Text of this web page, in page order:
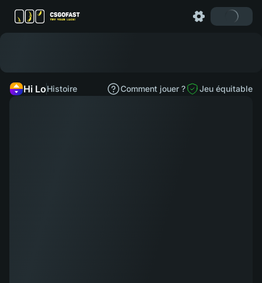
Hi LoHistoire Comment jouer ? Jeu équitable